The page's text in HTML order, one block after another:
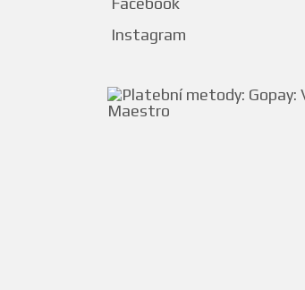
Instagram